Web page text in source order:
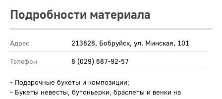
Подробности материала
Адрес 213828, Бобруйск, ул. Минская, 101
Телефон 8 (029) 687-92-57
- Подарочные букеты и композиции;
- Букеты невесты, бутоньерки, браслеты и венки на